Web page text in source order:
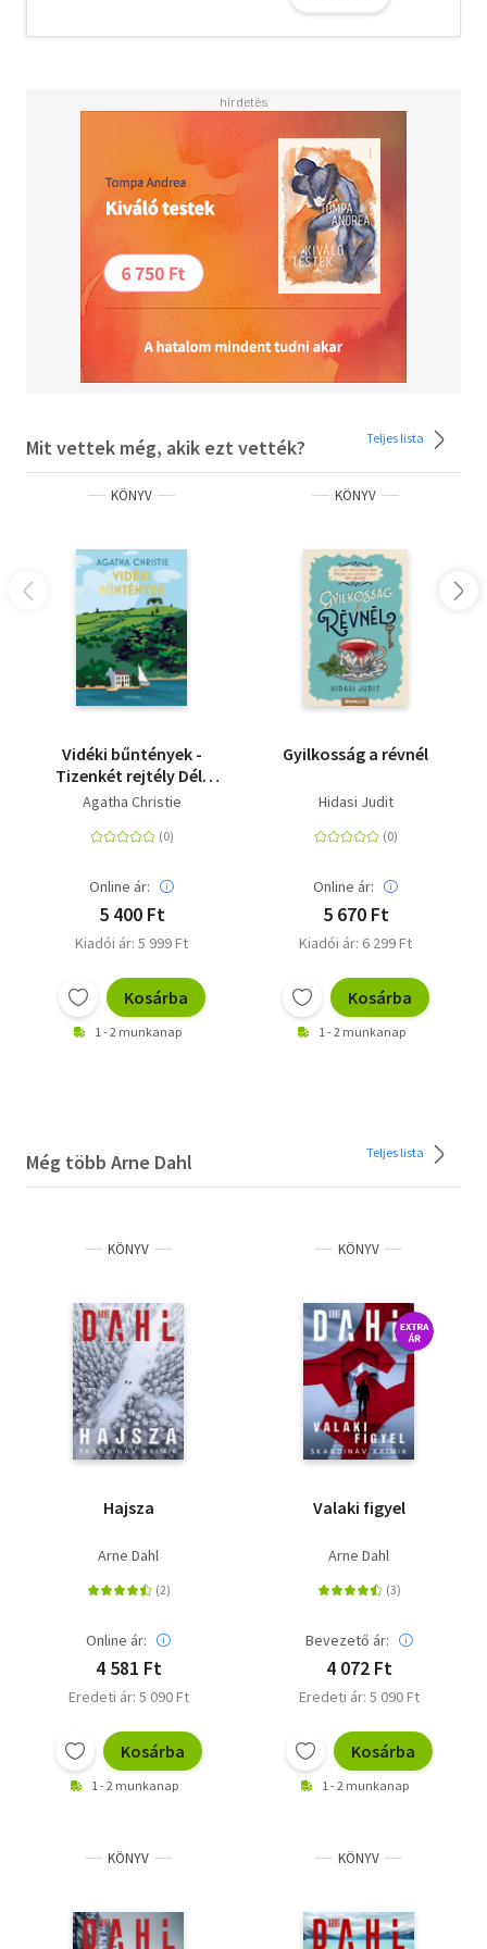
igényű írásmóddal ötvözi." - Lars Kepler
Mit vettek még, akik ezt vették? Teljes lista
KÖNYV
Vidéki bűntények -
Tizenkét rejtély Dél-
Angliából
Agatha Christie
Online ár:
5 400 Ft
Kiadói ár: 5 999 Ft
Kosárba
1 - 2 munkanap
KÖNYV
Gyilkosság a révnél
Hidasi Judit
Online ár:
5 670 Ft
Kiadói ár: 6 299 Ft
Kosárba
1 - 2 munkanap
Még több Arne Dahl Teljes lista
KÖNYV
Hajsza
Arne Dahl
Online ár:
4 581 Ft
Eredeti ár: 5 090 Ft
Kosárba
1 - 2 munkanap
KÖNYV
Valaki figyel
Arne Dahl
Bevezető ár:
4 072 Ft
Eredeti ár: 5 090 Ft
Kosárba
1 - 2 munkanap
KÖNYV KÖNYV